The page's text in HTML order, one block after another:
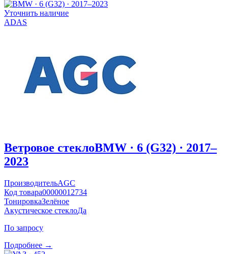
Уточнить наличие
ADAS
Ветровое стеклоBMW · 6 (G32) · 2017–
2023
ПроизводительAGC
Код товара00000012734
ТонировкаЗелёное
Акустическое стеклоДа
По запросу
Подробнее →